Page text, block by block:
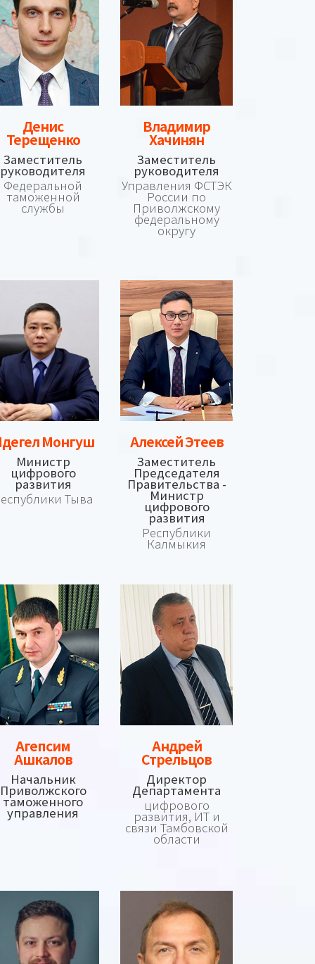
Денис
Терещенко
Заместитель
руководителя
Федеральной
таможенной
службы
Владимир
Хачинян
Заместитель
руководителя
Управления ФСТЭК
России по
Приволжскому
федеральному
округу
Монгуш
Министр
цифрового
развития
Тыва
Алексей Этеев
Заместитель
Председателя
Правительства -
Министр
цифрового
развития
Республики
Калмыкия
Агепсим
Ашкалов
Начальник
Приволжского
таможенного
управления
Андрей
Стрельцов
Директор
Департамента
цифрового
развития, ИТ и
связи Тамбовской
области